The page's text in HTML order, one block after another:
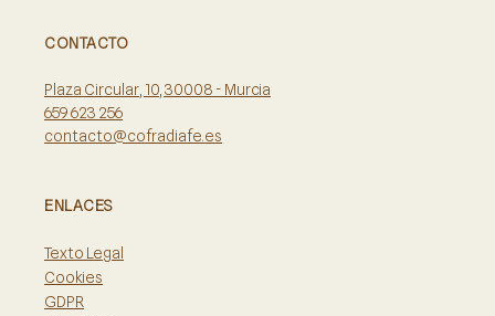
CONTACTO
Plaza Circular, 10, 30008 - Murcia
659 623 256
contacto@cofradiafe.es
ENLACES
Texto Legal
Cookies
GDPR